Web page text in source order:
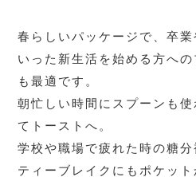
春らしいパッケージで、卒
いった新生活を始める方へ
も最適です。
朝忙しい時間にスプーンも
てトーストへ。
学校や職場で疲れた時の糖分
ティーブレイクにもポケッ